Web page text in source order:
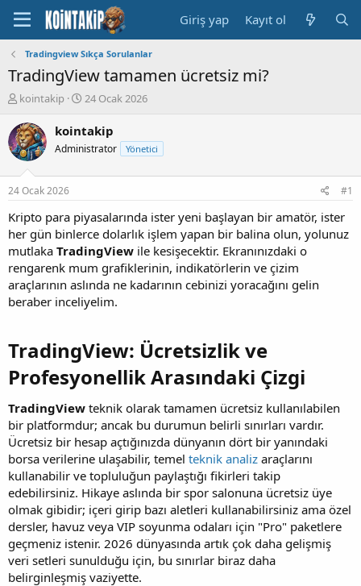
Giriş yap Kayıt ol
Tradingview Sıkça Sorulanlar
TradingView tamamen ücretsiz mi?
K
n
u
y
B
a
ş
a
t
a
n
kointakip
B
ş
l
a
ç
t
a
r
i
h
i
24 Ocak 2026
kointakip
Administrator Yönetici
24 Ocak 2026 #1
Kripto para piyasalarında ister yeni başlayan bir amatör, ister
her gün binlerce dolarlık işlem yapan bir balina olun, yolunuz
mutlaka TradingView ile kesişecektir. Ekranınızdaki o
rengarenk mum grafiklerinin, indikatörlerin ve çizim
araçlarının aslında ne kadarının cebinizi yoracağını gelin
beraber inceliyelim.
TradingView: Ücretsizlik ve
Profesyonellik Arasındaki Çizgi​
TradingView teknik olarak tamamen ücretsiz kullanılabilen
bir platformdur; ancak bu durumun belirli sınırları vardır.
Ücretsiz bir hesap açtığınızda dünyanın dört bir yanındaki
borsa verilerine ulaşabilir, temel teknik analiz araçlarını
kullanabilir ve topluluğun paylaştığı fikirleri takip
edebilirsiniz. Hikaye aslında bir spor salonuna ücretsiz üye
olmak gibidir; içeri girip bazı aletleri kullanabilirsiniz ama özel
dersler, havuz veya VIP soyunma odaları için "Pro" paketlere
geçmeniz istenir. 2026 dünyasında artık çok daha gelişmiş
veri setleri sunulduğu için, bu sınırlar biraz daha
belirginleşmiş vaziyette.